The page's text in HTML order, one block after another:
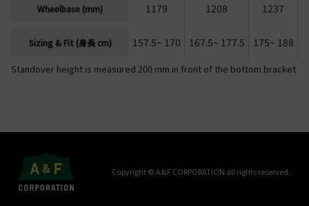
Wheelbase (mm) 1179 1208 1237
Sizing & Fit (身長 cm) 157.5~ 170 167.5~ 177.5 175~ 188
Standover height is measured 200 mm in front of the bottom bracket.
Copyright ©A&F CORPORATION all rights reserved.